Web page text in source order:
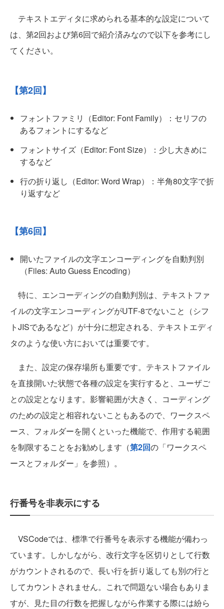
テキストエディタに求められる基本的な設定について
は、第2回および第6回で紹介済みなので以下を参考にし
てください。
【第2回】
フォントファミリ（Editor: Font Family）：セリフの
あるフォントにするなど
フォントサイズ（Editor: Font Size）：少し大きめに
するなど
行の折り返し（Editor: Word Wrap）：半角80文字で折
り返すなど
【第6回】
開いたファイルの文字エンコーディングを自動判別
（Files: Auto Guess Encoding）
特に、エンコーディングの自動判別は、テキストファ
イルの文字エンコーディングがUTF-8でないこと（シフ
トJISであるなど）が十分に想定される、テキストエディ
タのような使い方においては重要です。
また、設定の保存場所も重要です。テキストファイル
を直接開いた状態で各種の設定を実行すると、ユーザご
との設定となります。影響範囲が大きく、コーディング
のための設定と相容れないこともあるので、ワークスペ
ース、フォルダーを開くといった機能で、作用する範囲
を制限することをお勧めします（第2回の「ワークスペ
ースとフォルダー」を参照）。
行番号を非表示にする
VSCodeでは、標準で行番号を表示する機能が備わっ
ています。しかしながら、改行文字を区切りとして行数
がカウントされるので、長い行を折り返しても別の行と
してカウントされません。これで問題ない場合もありま
すが、見た目の行数を把握しながら作業する際には紛ら